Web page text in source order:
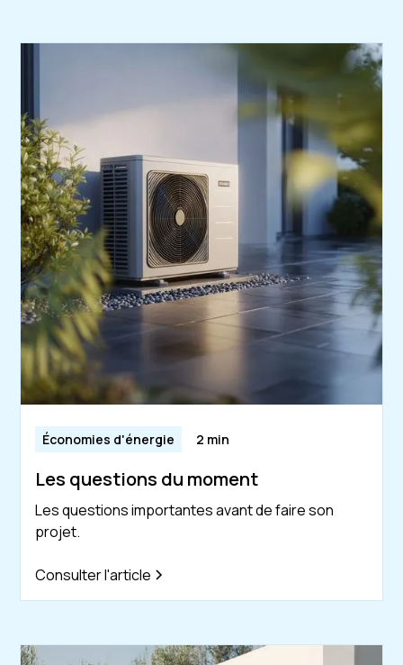
Économies d'énergie 2 min
Les questions du moment
Les questions importantes avant de faire son
projet.
Consulter l'article